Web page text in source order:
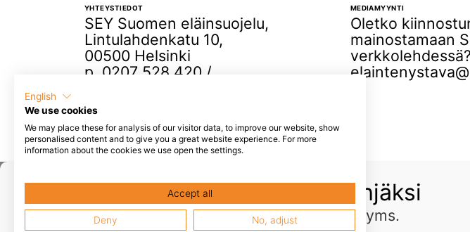
YHTEYSTIEDOT
SEY Suomen eläinsuojelu,
Lintulahdenkatu 10,
00500 Helsinki
p. 0207 528 420 /
MEDIAMYYNTI
Oletko
mainostamaan
Popup otsikko, voidaan jättää tyhjäksi
Tähän tulee popupin sisältö, esimerkiksilinkkejä yms.
English
We use cookies
We may place these for analysis of our visitor data, to improve our website, show
personalised content and to give you a great website experience. For more
information about the cookies we use open the settings.
Accept all
Deny No, adjust